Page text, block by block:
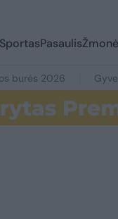
SportasPasaulis
burės 2026